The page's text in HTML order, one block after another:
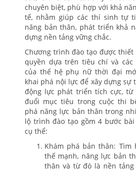
chuyên biệt, phù hợp với khả
tế, nhằm giúp các thí sinh tự
năng bản thân, phát triển khả
dựng nền tảng vững chắc.
Chương trình đào tạo được
quyền dựa trên tiêu chí và các
của thế hệ phụ nữ thời đại
khai phá nội lực để xây dựng sự
động lực phát triển tích cực,
đuổi mục tiêu trong cuộc thi
phá năng lực bản thân trong
lộ trình đào tạo gồm 4 bước
cụ thể:
Khám phá bản thân: Tìm
thế mạnh, năng lực bản
thân và từ đó là nền